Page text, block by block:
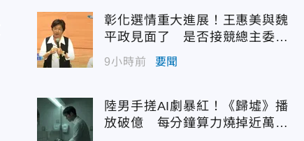
彰化選情重大進展！王惠美與魏
平政見面了 是否接競總主委態
度曝光
9小時前 要聞
陸男手搓AI劇暴紅！《歸墟》播
放破億 每分鐘算力燒掉近萬台